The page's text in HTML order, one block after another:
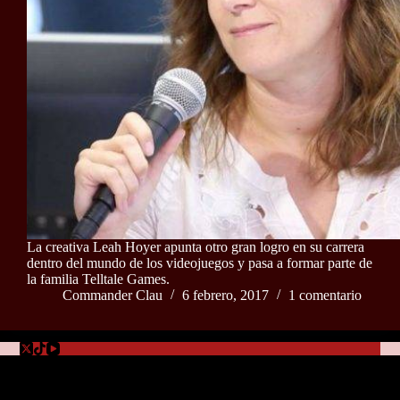
La creativa Leah Hoyer apunta otro gran logro en su carrera
dentro del mundo de los videojuegos y pasa a formar parte de
la familia Telltale Games.
Commander Clau
6 febrero, 2017 1 comentario